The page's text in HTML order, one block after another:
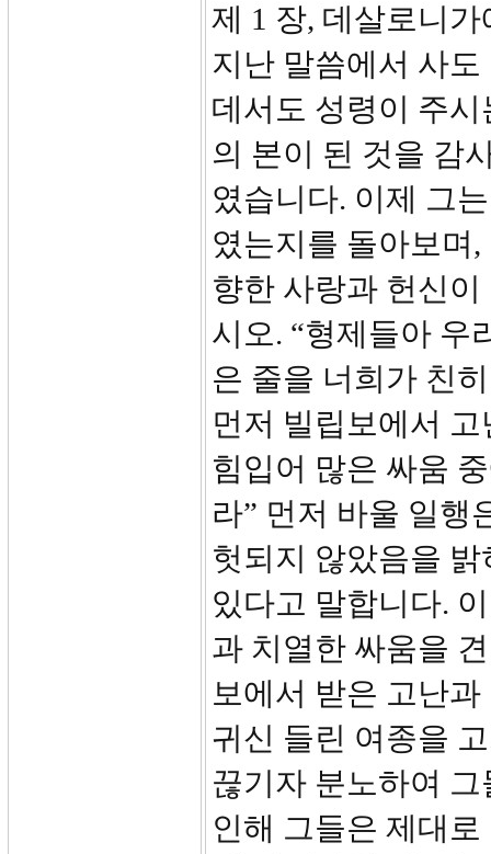
제 1 장, 데살로니
지난 말씀에서 사
데서도 성령이 주
의 본이 된 것을 감
였습니다. 이제 그
였는지를 돌아보며
향한 사랑과 헌신
시오. “형제들아 우
은 줄을 너희가 친
먼저 빌립보에서
힘입어 많은 싸움
라” 먼저 바울 일행
헛되지 않았음을
있다고 말합니다.
과 치열한 싸움을
보에서 받은 고난
귀신 들린 여종을
끊기자 분노하여
인해 그들은 제대